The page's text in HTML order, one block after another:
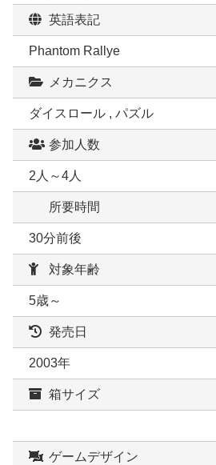
英語表記
Phantom Rallye
メカニクス
ダイスロール , パズル
参加人数
2人～4人
所要時間
30分前後
対象年齢
5歳～
発売日
2003年
箱サイズ
ゲームデザイン